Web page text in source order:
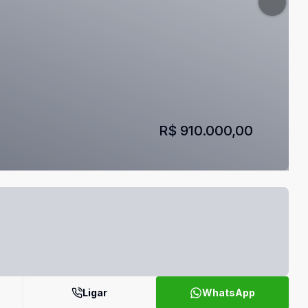
R$ 910.000,00
Ligar WhatsApp